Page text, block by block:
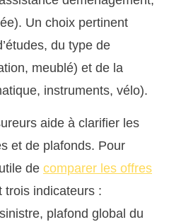
Un choix pertinent
du type de
meublé) et de la
instruments, vélo).
aide à clarifier les
et de plafonds. Pour
de comparer les offres
trois indicateurs :
plafond global du